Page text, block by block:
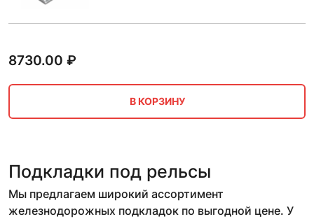
8730.00 ₽
В КОРЗИНУ
Подкладки под рельсы
Мы предлагаем широкий ассортимент
железнодорожных подкладок по выгодной цене. У